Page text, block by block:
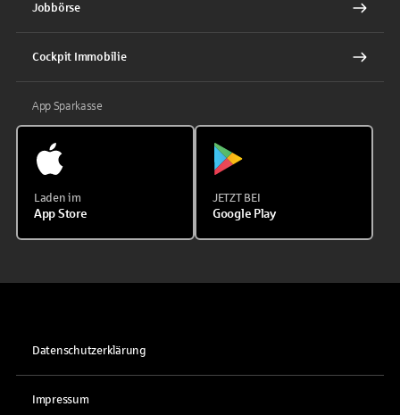
Jobbörse
Cockpit Immobilie
App Sparkasse
Laden im
App Store
JETZT BEI
Google Play
Datenschutzerklärung
Impressum